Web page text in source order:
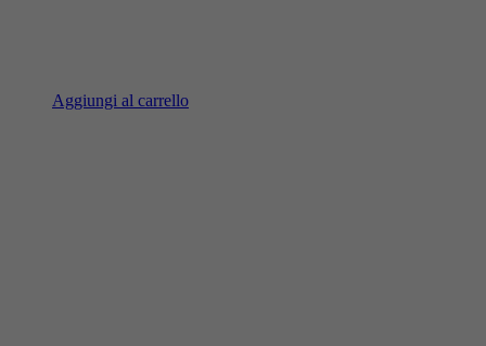
Aggiungi al carrello